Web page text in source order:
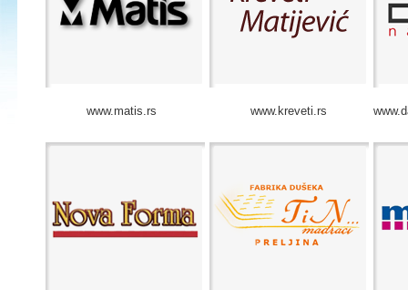
www.matis.rs www.kreveti.rs